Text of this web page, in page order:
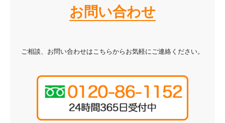
お問い合わせ
ご相談、お問い合わせはこちらからお気軽にご連絡ください。